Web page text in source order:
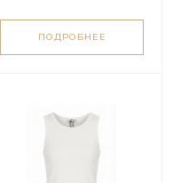
ПОДРОБНЕЕ